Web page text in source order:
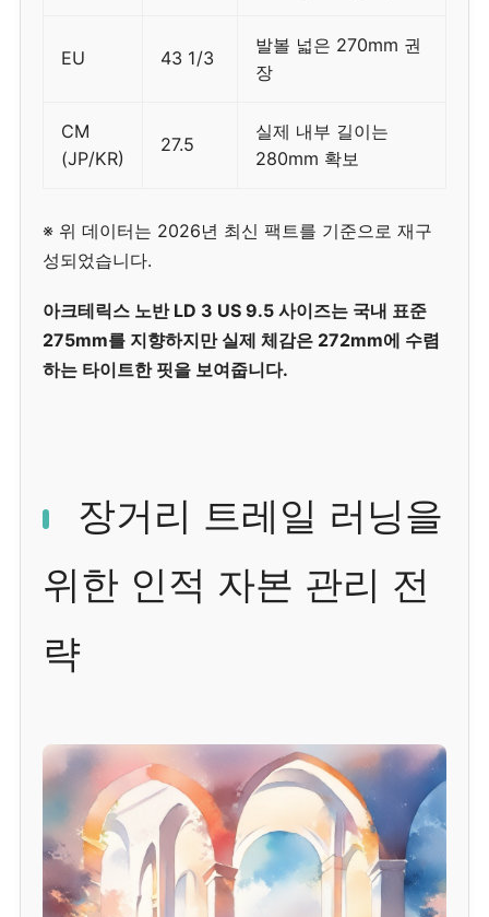
EU 43 1/3
발볼 넓은 270mm 권
장
CM
(JP/KR)
27.5
실제 내부 길이는
280mm 확보
※ 위 데이터는 2026년 최신 팩트를 기준으로 재구
성되었습니다.
아크테릭스 노반 LD 3 US 9.5 사이즈는 국내 표준
275mm를 지향하지만 실제 체감은 272mm에 수렴
하는 타이트한 핏을 보여줍니다.
장거리 트레일 러닝을
위한 인적 자본 관리 전
략